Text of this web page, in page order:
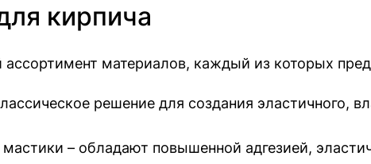
кирпича
материалов, каждый из которых
решение для создания эластичного,
– обладают повышенной адгезией,